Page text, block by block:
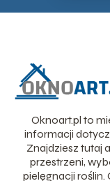
Oknoart.pl to
informacji
Znajdziesz tutaj
przestrzeni,
pielęgnacji roślin.